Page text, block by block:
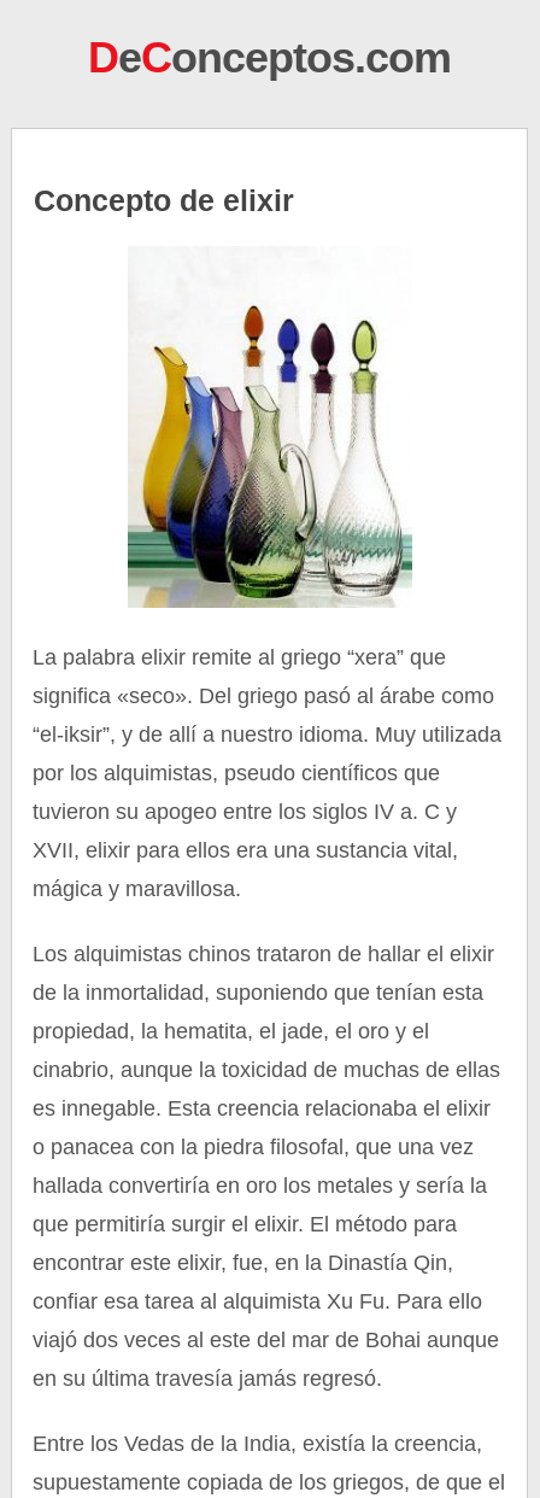
DeConceptos.com
Concepto de elixir
La palabra elixir remite al griego “xera” que
significa «seco». Del griego pasó al árabe como
“el-iksir”, y de allí a nuestro idioma. Muy utilizada
por los alquimistas, pseudo científicos que
tuvieron su apogeo entre los siglos IV a. C y
XVII, elixir para ellos era una sustancia vital,
mágica y maravillosa.
Los alquimistas chinos trataron de hallar el elixir
de la inmortalidad, suponiendo que tenían esta
propiedad, la hematita, el jade, el oro y el
cinabrio, aunque la toxicidad de muchas de ellas
es innegable. Esta creencia relacionaba el elixir
o panacea con la piedra filosofal, que una vez
hallada convertiría en oro los metales y sería la
que permitiría surgir el elixir. El método para
encontrar este elixir, fue, en la Dinastía Qin,
confiar esa tarea al alquimista Xu Fu. Para ello
viajó dos veces al este del mar de Bohai aunque
en su última travesía jamás regresó.
Entre los Vedas de la India, existía la creencia,
supuestamente copiada de los griegos, de que el